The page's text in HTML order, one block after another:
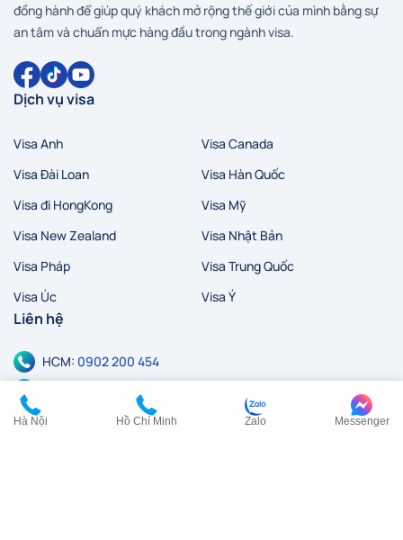
đồng hành để giúp quý khách mở rộng thế giới của mình bằng sự
an tâm và chuẩn mực hàng đầu trong ngành visa.
Dịch vụ visa
Visa Anh
Visa Canada
Visa Đài Loan
Visa Hàn Quốc
Visa đi HongKong
Visa Mỹ
Visa New Zealand
Visa Nhật Bản
Visa Pháp
Visa Trung Quốc
Visa Úc
Visa Ý
Liên hệ
HCM: 0902 200 454
cskh@visana.vn
Hà Nội Hồ Chí Minh Zalo Messenger